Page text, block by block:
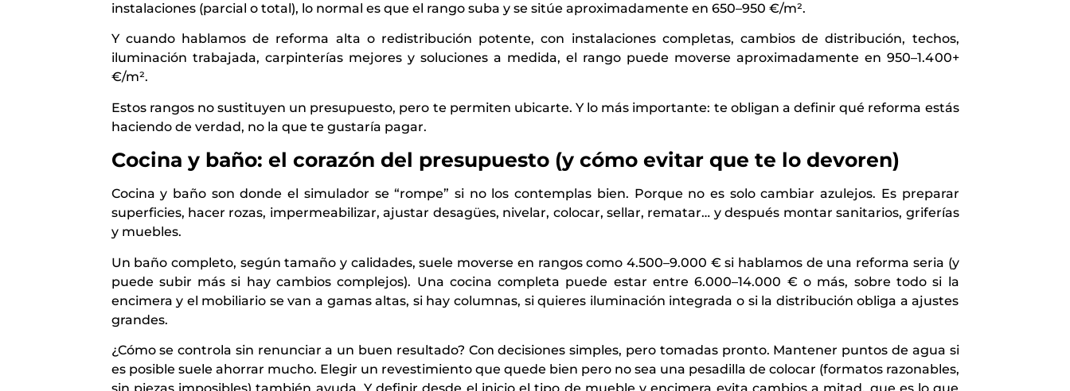
instalaciones (parcial o total), lo normal es que el rango suba y se sitúe aproximadamente en 650–950 €/m².
Y cuando hablamos de reforma alta o redistribución potente, con instalaciones completas, cambios de distribución, techos,
iluminación trabajada, carpinterías mejores y soluciones a medida, el rango puede moverse aproximadamente en 950–1.400+
€/m².
Estos rangos no sustituyen un presupuesto, pero te permiten ubicarte. Y lo más importante: te obligan a definir qué reforma estás
haciendo de verdad, no la que te gustaría pagar.
Cocina y baño: el corazón del presupuesto (y cómo evitar que te lo devoren)
Cocina y baño son donde el simulador se “rompe” si no los contemplas bien. Porque no es solo cambiar azulejos. Es preparar
superficies, hacer rozas, impermeabilizar, ajustar desagües, nivelar, colocar, sellar, rematar… y después montar sanitarios, griferías
y muebles.
Un baño completo, según tamaño y calidades, suele moverse en rangos como 4.500–9.000 € si hablamos de una reforma seria (y
puede subir más si hay cambios complejos). Una cocina completa puede estar entre 6.000–14.000 € o más, sobre todo si la
encimera y el mobiliario se van a gamas altas, si hay columnas, si quieres iluminación integrada o si la distribución obliga a ajustes
grandes.
¿Cómo se controla sin renunciar a un buen resultado? Con decisiones simples, pero tomadas pronto. Mantener puntos de agua si
es posible suele ahorrar mucho. Elegir un revestimiento que quede bien pero no sea una pesadilla de colocar (formatos razonables,